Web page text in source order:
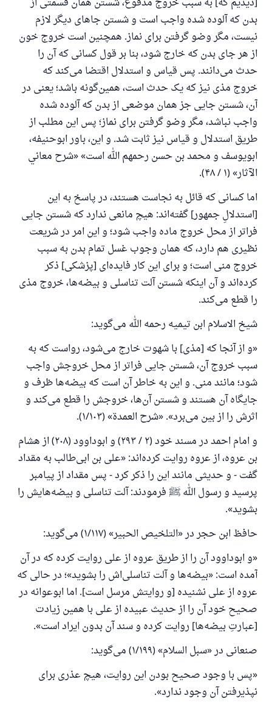
بدن که آلوده شده واجب است و شستن جاهای دیگر لازم
نیست، مگر وضو گرفتن برای نماز. همچنین است خروج خون
از هر جای بدن که خارج شود، بنا بر قول کسانی که آن را
حدث می‌دانند. پس قیاس و استدلال اقتضا می‌کند که
خروج مذی نیز که یک حدث است، همین‌گونه باشد؛ یعنی در
آن، شستن جایی جز همان موضعی از بدن که آلوده شده
واجب نباشد، مگر وضو گرفتن برای نماز؛ پس این مطلب از
طریق استدلال و قیاس نیز ثابت شد. و این، باور ابوحنیفه،
ابویوسف و محمد بن حسن رحمهم الله است» «شرح معاني
الآثار» (۱ / ۴۸).
اما کسانی که قائل به نجاست هستند، در پاسخ به این
[استدلالِ جمهور] گفته‌اند: هیچ مانعی ندارد که شستن جایی
فراتر از محل خروج ماده واجب شود؛ و این امر در شریعت
نظیری هم دارد، که همان وجوب غسل تمام بدن به سبب
خروج منی است؛ و برای این کار فایده‌ای [پزشکی] ذکر
کرده‌اند و آن اینکه شستن آلت تناسلی و بیضه‌ها، خروج مذی
را قطع می‌کند.
شیخ‌ الاسلام ابن‌ تیمیه رحمه الله می‌گوید:
«و از آنجا که [مذی] با شهوت خارج می‌شود، رواست که به
سبب خروج آن، شستن جایی فراتر از محل خروجش واجب
شود؛ مانند منی. و این به خاطر آن است که بیضه‌ها ظرف و
جایگاه آن هستند و شستن آن‌ها، خروجش را قطع می‌کند و
اثرش را از بین می‌برد». «شرح العمدة» (۱/۱۰۳).
و امام احمد در مسند خود (۲ / ۲۹۳) و ابوداوود (۲۰۸) از هشام
بن عروه، از عروه روایت کرده‌اند: «علی بن ابی‌طالب به مقداد
گفت - و حدیثی مانند این را ذکر کرد - پس مقداد از پیامبر
پرسید و رسول الله ﷺ فرمودند: آلت تناسلی و بیضه‌هایش را
بشوید».
حافظ ابن‌ حجر در «التلخيص الحبير» (۱/۱۱۷) می‌گوید:
«و ابوداوود آن را از طریق عروه از علی روایت کرده که در آن
آمده است: «بیضه‌ها و آلت تناسلی‌اش را بشوید»؛ در حالی که
عروه از علی نشنیده [و روایتش مرسل است]. اما ابوعوانه در
صحیح خود آن را از حدیث عبیده از علی با همین زیادت
[عبارتِ بیضه‌ها] روایت کرده و سند آن بدون ایراد است».
صنعانی در «سبل السلام» (۱/۱۹۹) می‌گوید:
«پس با وجود صحیح بودن این روایت، هیچ عذری برای
نپذیرفتن آن وجود ندارد».
پاسخ شمارهٔ ۱۱۰۸۴۵ یک زندگی زناشویی
را نجات داد.
از پرسش تا پاسخ، کمک مالی شما «اسلام سوال و جواب» را
یاری می‌دهد.
رسول الله صلی الله علیه وسلم می‌فرماید
آنکه به سوی خیری راهنمایی کند مانند پاداش انجام
(مسلم: ۱۸۹۳)
همکاری